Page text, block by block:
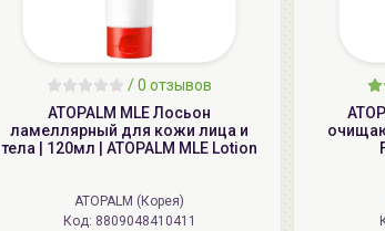
бандаж для
124.00
/0 отзывов
ATOPALM MLE Лосьон
ламеллярный для кожи лица и
тела | 120мл | ATOPALM MLE Lotion
ATOPALM (Корея)
Код: 8809048410411